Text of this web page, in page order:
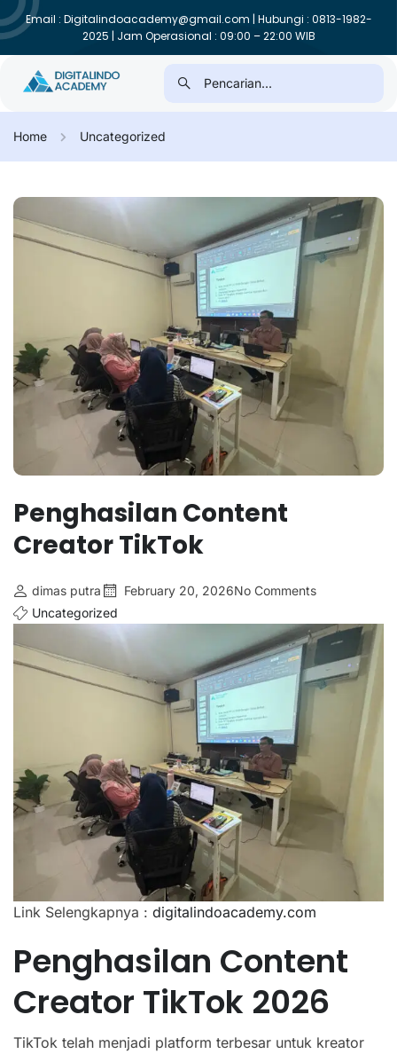
Email : Digitalindoacademy@gmail.com | Hubungi : 0813-1982-
2025 | Jam Operasional : 09:00 – 22:00 WIB
Home Uncategorized
Penghasilan Content
Creator TikTok
dimas putra February 20, 2026No Comments
Uncategorized
Link Selengkapnya : digitalindoacademy.com
Penghasilan Content
Creator TikTok 2026
TikTok telah menjadi platform terbesar untuk kreator